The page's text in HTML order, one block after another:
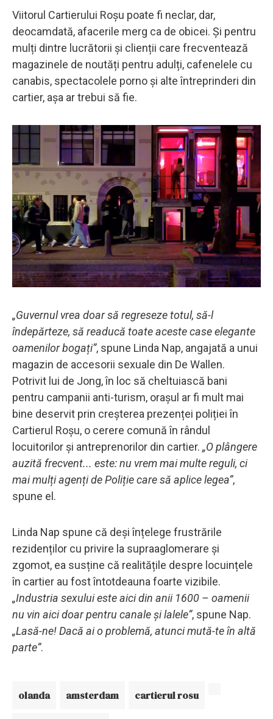
Viitorul Cartierului Roșu poate fi neclar, dar,
deocamdată, afacerile merg ca de obicei. Și pentru
mulți dintre lucrătorii și clienții care frecventează
magazinele de noutăți pentru adulți, cafenelele cu
canabis, spectacolele porno și alte întreprinderi din
cartier, așa ar trebui să fie.
„Guvernul vrea doar să regreseze totul, să-l
îndepărteze, să readucă toate aceste case elegante
oamenilor bogați”, spune Linda Nap, angajată a unui
magazin de accesorii sexuale din De Wallen.
Potrivit lui de Jong, în loc să cheltuiască bani
pentru campanii anti-turism, orașul ar fi mult mai
bine deservit prin creșterea prezenței poliției în
Cartierul Roșu, o cerere comună în rândul
locuitorilor și antreprenorilor din cartier. „O plângere
auzită frecvent... este: nu vrem mai multe reguli, ci
mai mulți agenți de Poliție care să aplice legea”,
spune el.
Linda Nap spune că deși înțelege frustrările
rezidenților cu privire la supraaglomerare și
zgomot, ea susține că realitățile despre locuințele
în cartier au fost întotdeauna foarte vizibile.
„Industria sexului este aici din anii 1600 – oamenii
nu vin aici doar pentru canale și lalele”, spune Nap.
„Lasă-ne! Dacă ai o problemă, atunci mută-te în altă
parte”.
olanda amsterdam cartierul rosu